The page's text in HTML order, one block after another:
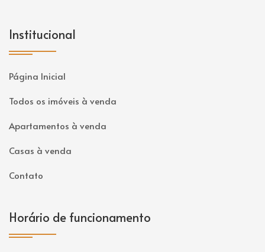
Institucional
Página Inicial
Todos os imóveis à venda
Apartamentos à venda
Casas à venda
Contato
Horário de funcionamento